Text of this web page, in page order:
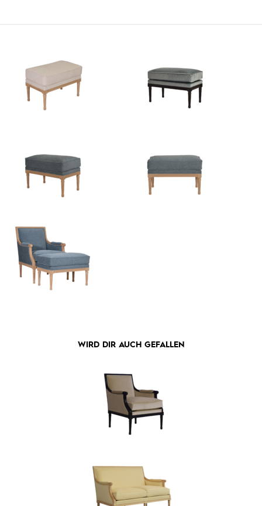
WIRD DIR AUCH GEFALLEN